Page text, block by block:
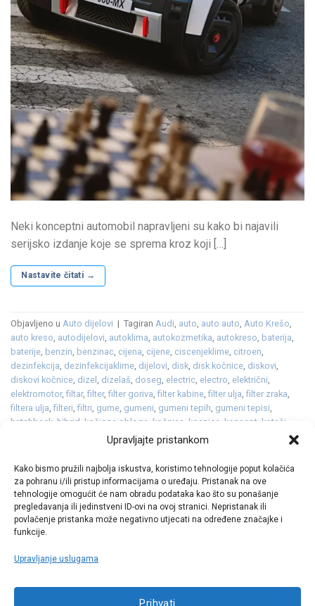
Upravljajte pristankom
Kako bismo pružili najbolja iskustva, koristimo tehnologije poput kolačića
za pohranu i/ili pristup informacijama o uređaju. Pristanak na ove
tehnologije omogućit će nam obradu podataka kao što su ponašanje
pregledavanja ili jedinstveni ID-ovi na ovoj stranici. Nepristanak ili
povlačenje pristanka može negativno utjecati na određene značajke i
funkcije.
Upravljanje uslugama
Prihvati
Neki konceptni automobil napravljeni su kako bi najavili
serijsko izdanje koje se sprema kroz koji […]
Nastavite čitati →
Objavljeno u Auto dijelovi | Tagiran Audi, auto, auto auto, Auto Krešo,
auto kreso, autodijelovi, autoklima, autokozmetika, autokreso, baterija,
baterije, benzin, benzinac, cijena, cijene, ciscenjeklime, citroen,
dezinfekcija, dezinfekcijaklime, dijelovi, disk, disk kočnice, diskovi,
diskovi kočnice, dizel , dizelaš, doseg, electric, electro, električni,
elektromotor,filtar,filter,filter goriva,filter kabine,filter ulja,filter zraka,
filtera ulja,filteri,filtri, gume, gumeni, gumeni tepih, gumeni tepisi,
hatchback hibrid kočione obloge kočnice kocnice koncept kotači
ležajevi kotača,limuzina ,mali servis,obnovljen platneni,
znakove,proizvodnja, serijski,servis,škola, svijećice,svjećice,svjetla,
tekstilni tepisi,tekućina,tepih,tepisi, vjetrobransko,vjetrobransko staklo
zimska tekućina,zimske
Call centar
+38513030300